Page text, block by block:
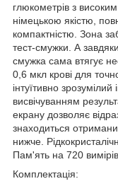
глюкометрів з
німецькою якістю,
компактністю. Зона
тест-смужки. А
смужка сама втягує
0,6 мкл крові для
інтуїтивно зрозумілий
висвічуванням
екрану дозволяє
знаходиться
нижче.
Пам'ять на 720
Комплектація: